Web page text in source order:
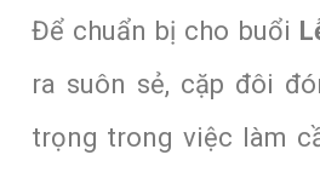
Để chuẩn bị cho buổi
ra suôn sẻ, cặp đôi
trọng trong việc làm